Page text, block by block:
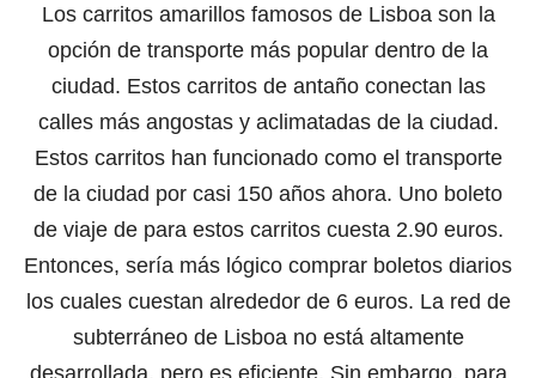
Los carritos amarillos famosos de Lisboa son la
opción de transporte más popular dentro de la
ciudad. Estos carritos de antaño conectan las
calles más angostas y aclimatadas de la ciudad.
Estos carritos han funcionado como el transporte
de la ciudad por casi 150 años ahora. Uno boleto
de viaje de para estos carritos cuesta 2.90 euros.
Entonces, sería más lógico comprar boletos diarios
los cuales cuestan alrededor de 6 euros. La red de
subterráneo de Lisboa no está altamente
desarrollada, pero es eficiente. Sin embargo, para